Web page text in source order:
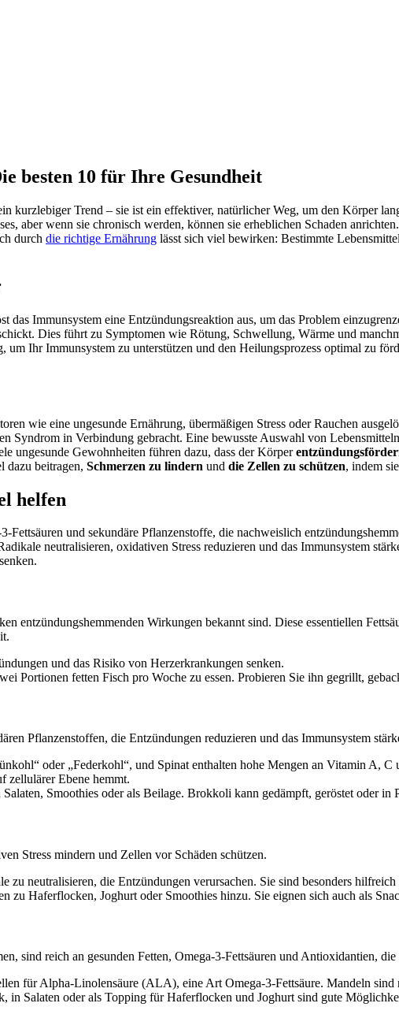
besten 10 für Ihre Gesundheit
kurzlebiger Trend – sie ist ein effektiver, natürlicher Weg, um den Körper
aber wenn sie chronisch werden, können sie erheblichen Schaden
durch die richtige Ernährung lässt sich viel bewirken: Bestimmte
Immunsystem eine Entzündungsreaktion aus, um das Problem
Dies führt zu Symptomen wie Rötung, Schwellung, Wärme und
Ihr Immunsystem zu unterstützen und den Heilungsprozess optimal zu
wie eine ungesunde Ernährung, übermäßigen Stress oder Rauchen
in Verbindung gebracht. Eine bewusste Auswahl von
ungesunde Gewohnheiten führen dazu, dass der Körper
dazu beitragen, Schmerzen zu lindern und die Zellen zu schützen, indem
helfen
und sekundäre Pflanzenstoffe, die nachweislich
neutralisieren, oxidativen Stress reduzieren und das Immunsystem
entzündungshemmenden Wirkungen bekannt sind. Diese essentiellen
und das Risiko von Herzerkrankungen senken.
Portionen fetten Fisch pro Woche zu essen. Probieren Sie ihn gegrillt,
Pflanzenstoffen, die Entzündungen reduzieren und das Immunsystem
oder „Federkohl“, und Spinat enthalten hohe Mengen an Vitamin A,
zellulärer Ebene hemmt.
Smoothies oder als Beilage. Brokkoli kann gedämpft, geröstet oder in
Stress mindern und Zellen vor Schäden schützen.
zu neutralisieren, die Entzündungen verursachen. Sie sind besonders
zu Haferflocken, Joghurt oder Smoothies hinzu. Sie eignen sich auch als
sind reich an gesunden Fetten, Omega-3-Fettsäuren und Antioxidantien,
für Alpha-Linolensäure (ALA), eine Art Omega-3-Fettsäure. Mandeln
in Salaten oder als Topping für Haferflocken und Joghurt sind gute